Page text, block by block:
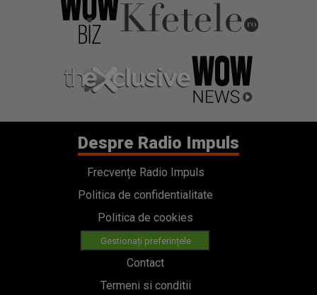
Despre Radio Impuls
Frecvențe Radio Impuls
Politica de confidentialitate
Politica de cookies
Gestionați preferințele
Contact
Termeni si conditii